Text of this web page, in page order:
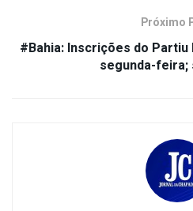
Próximo
#Bahia: Inscrições do
segunda-feira;